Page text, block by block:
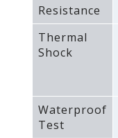
Resistance
Thermal
Shock
Waterproof
Test